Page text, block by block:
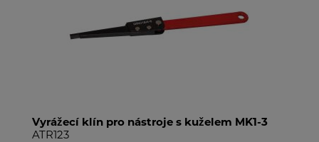
Vyrážecí klín pro nástroje s kuželem MK1-3
ATR123